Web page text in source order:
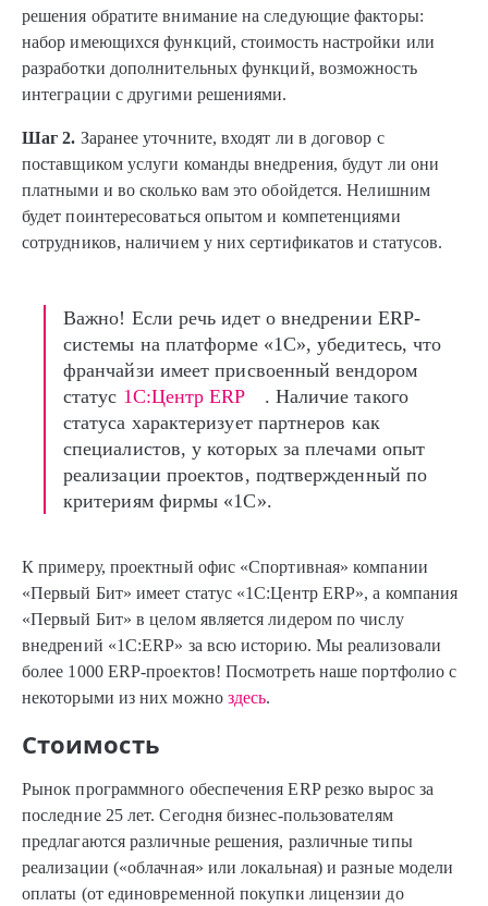
решения обратите внимание на следующие факторы:
набор имеющихся функций, стоимость настройки или
разработки дополнительных функций, возможность
интеграции с другими решениями.
Шаг 2. Заранее уточните, входят ли в договор с
поставщиком услуги команды внедрения, будут ли они
платными и во сколько вам это обойдется. Нелишним
будет поинтересоваться опытом и компетенциями
сотрудников, наличием у них сертификатов и статусов.
Важно! Если речь идет о внедрении ERP-
системы на платформе «1С», убедитесь, что
франчайзи имеет присвоенный вендором
статус 1С:Центр ERP
. Наличие такого
статуса характеризует партнеров как
специалистов, у которых за плечами опыт
реализации проектов, подтвержденный по
критериям фирмы «1С».
К примеру, проектный офис «Спортивная» компании
«Первый Бит» имеет статус «1С:Центр ERP», а компания
«Первый Бит» в целом является лидером по числу
внедрений «1С:ERP» за всю историю. Мы реализовали
более 1000 ERP-проектов! Посмотреть наше портфолио с
некоторыми из них можно здесь.
Стоимость
Рынок программного обеспечения ERP резко вырос за
последние 25 лет. Сегодня бизнес-пользователям
предлагаются различные решения, различные типы
реализации («облачная» или локальная) и разные модели
оплаты (от единовременной покупки лицензии до